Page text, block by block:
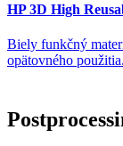
HP 3D High
Biely funkčný
opätovného použitia.